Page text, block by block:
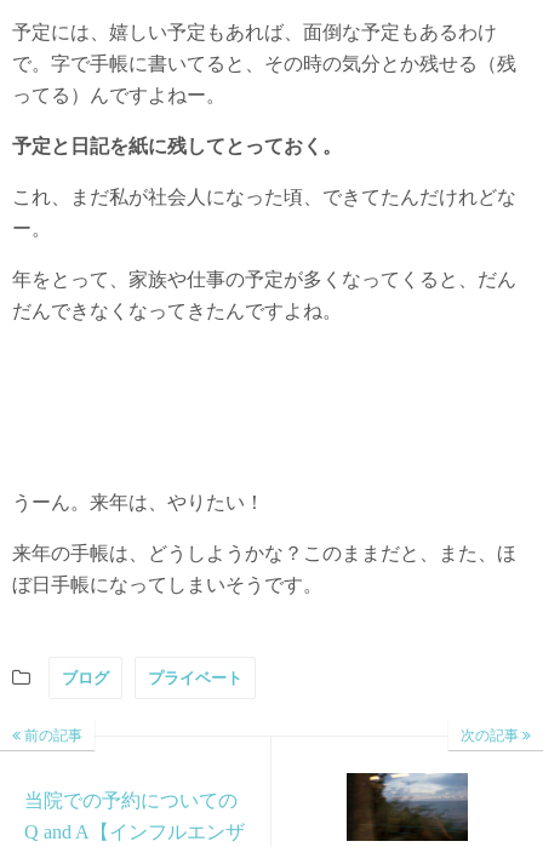
予定には、嬉しい予定もあれば、面倒な予定もあるわけ
で。字で手帳に書いてると、その時の気分とか残せる（残
ってる）んですよねー。
予定と日記を紙に残してとっておく。
これ、まだ私が社会人になった頃、できてたんだけれどな
ー。
年をとって、家族や仕事の予定が多くなってくると、だん
だんできなくなってきたんですよね。
うーん。来年は、やりたい！
来年の手帳は、どうしようかな？このままだと、また、ほ
ぼ日手帳になってしまいそうです。
ブログ プライベート
前の記事
当院での予約についての
Q and A【インフルエンザ
次の記事